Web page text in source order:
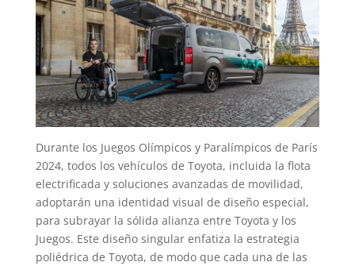
Durante los Juegos Olímpicos y Paralímpicos de París
2024, todos los vehículos de Toyota, incluida la flota
electrificada y soluciones avanzadas de movilidad,
adoptarán una identidad visual de diseño especial,
para subrayar la sólida alianza entre Toyota y los
Juegos. Este diseño singular enfatiza la estrategia
poliédrica de Toyota, de modo que cada una de las